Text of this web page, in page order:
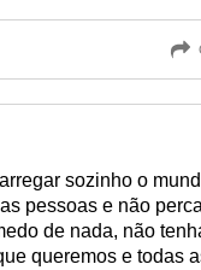
sozinho o
pessoas e não
de nada, não
queremos e todas